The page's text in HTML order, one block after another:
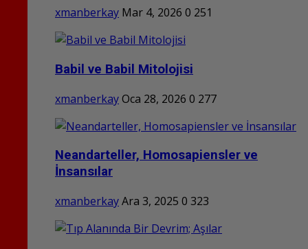
xmanberkay Mar 4, 2026 0 251
Babil ve Babil Mitolojisi
xmanberkayOca 28, 2026 0 277
Neandarteller, Homosapiensler ve
İnsansılar
xmanberkayAra 3, 2025 0 323